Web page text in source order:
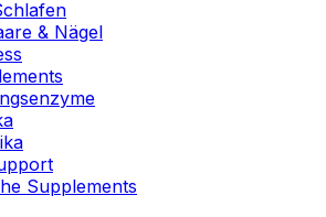
& Nägel
Supplements